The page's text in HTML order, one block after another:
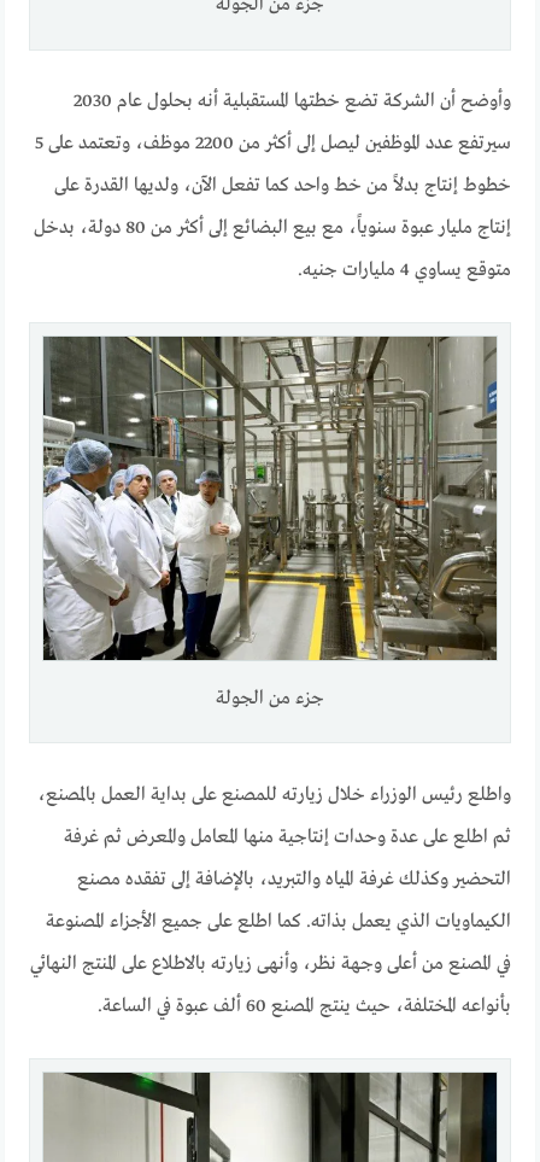
جزء من الجولة
وأوضح أن الشركة تضع خطتها المستقبلية أنه بحلول عام 2030
سيرتفع عدد الموظفين ليصل إلى أكثر من 2200 موظف، وتعتمد على 5
خطوط إنتاج بدلاً من خط واحد كما تفعل الآن، ولديها القدرة على
إنتاج مليار عبوة سنوياً، مع بيع البضائع إلى أكثر من 80 دولة، بدخل
متوقع يساوي 4 مليارات جنيه.
جزء من الجولة
واطلع رئيس الوزراء خلال زيارته للمصنع على بداية العمل بالمصنع،
ثم اطلع على عدة وحدات إنتاجية منها المعامل والمعرض ثم غرفة
التحضير وكذلك غرفة المياه والتبريد، بالإضافة إلى تفقده مصنع
الكيماويات الذي يعمل بذاته. كما اطلع على جميع الأجزاء المصنوعة
في المصنع من أعلى وجهة نظر، وأنهى زيارته بالاطلاع على المنتج النهائي
بأنواعه المختلفة، حيث ينتج المصنع 60 ألف عبوة في الساعة.